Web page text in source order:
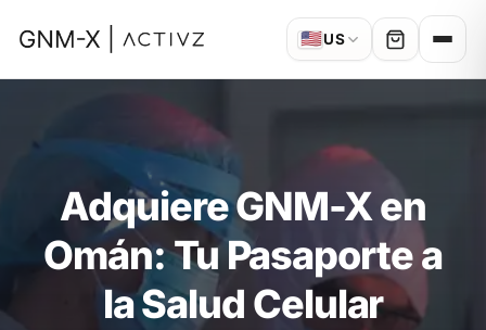
🇺🇸US
Adquiere GNM-X en
Omán: Tu Pasaporte a
la Salud Celular